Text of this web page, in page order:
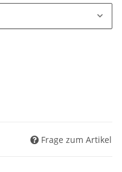
Frage zum Artikel